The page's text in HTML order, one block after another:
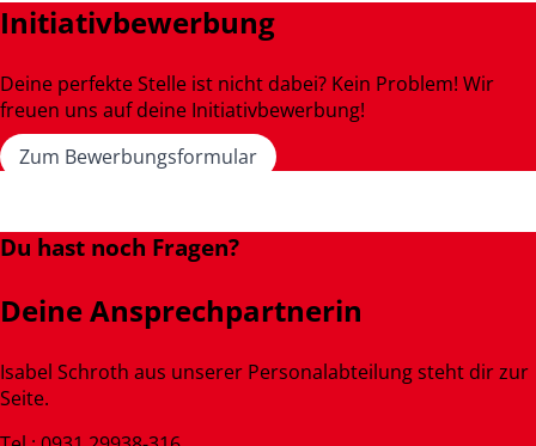
Initiativbewerbung
Deine perfekte Stelle ist nicht dabei? Kein Problem! Wir
freuen uns auf deine Initiativbewerbung!
Zum Bewerbungsformular
Du hast noch Fragen?
Deine Ansprechpartnerin
Isabel Schroth aus unserer Personalabteilung steht dir zur
Seite.